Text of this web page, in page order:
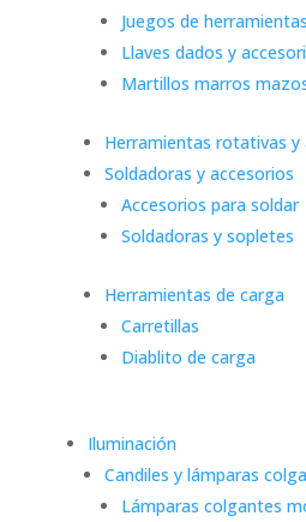
Juegos de herramientas
Llaves dados y
Martillos marros
Herramientas rotativas y
Soldadoras y accesorios
Accesorios para soldar
Soldadoras y sopletes
Herramientas de carga
Carretillas
Diablito de carga
Iluminación
Candiles y lámparas
Lámparas colgantes